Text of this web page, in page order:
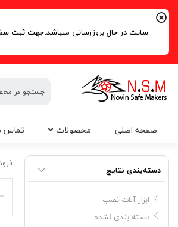
سایت در حال بروزرسانی میباشد.جهت ثبت سفارش با شماره 09044654433 |
تخصصی
امنیتی
صفحه اصلی محصولات تماس
قیمت تستر دوربین مداربسته
دسته‌بندی نتایج
ابزار آلات نصب
دسته بندی نشده